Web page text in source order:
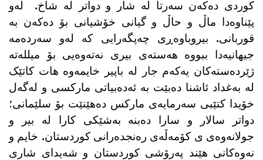
کوردی دەکەن سەرتا لە شار و دواتر لە شاخ. لەو
پێناوەدا ماڵ و حاڵ و گیانی خۆشیانی بۆ دەکەن بە
قوربانی. بیروباوەڕی چەپگەرایی کە لەو سەردەمە
جیهانیەدا ببووە هەستەی بیری نەتەوەیی بۆ میللەتە
ژێردەستەکان یەکەم جار لە باپیر خایمەوە هات کاتێک
لە بەغداد ئاشنا دەبێت بە ئەدەبیاتی مارکسی و لەگەل
خۆیدا کتێبی سەرمایەی مارکس دەهێنێت بۆ سلێمانی؛
دواتر سالار و سارا دەبنە بەشێکی کارا لە بیر و
جولانەوەی ی کۆمەڵەی رەنجدەرانی کوردستان. خایم و
نەوەکانی هێند پەرۆشی کوردستان و شەیدای شاری